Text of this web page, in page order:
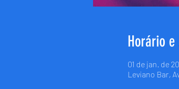
Horário
01 de jan. de
Leviano Bar,